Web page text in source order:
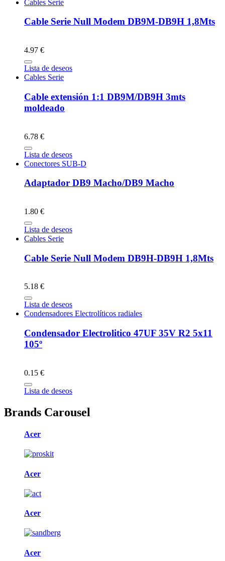
Cables Serie
Cable Serie Null Modem DB9M-DB9H 1,8Mts
4.97 €
Lista de deseos
Cables Serie
Cable extensión 1:1 DB9M/DB9H 3mts
moldeado
6.78 €
Lista de deseos
Conectores SUB-D
Adaptador DB9 Macho/DB9 Macho
1.80 €
Lista de deseos
Cables Serie
Cable Serie Null Modem DB9H-DB9H 1,8Mts
5.18 €
Lista de deseos
Condensadores Electrolíticos radiales
Condensador Electrolitico 47UF 35V R2 5x11
105º
0.15 €
Lista de deseos
Brands Carousel
Acer
Acer
Acer
Acer